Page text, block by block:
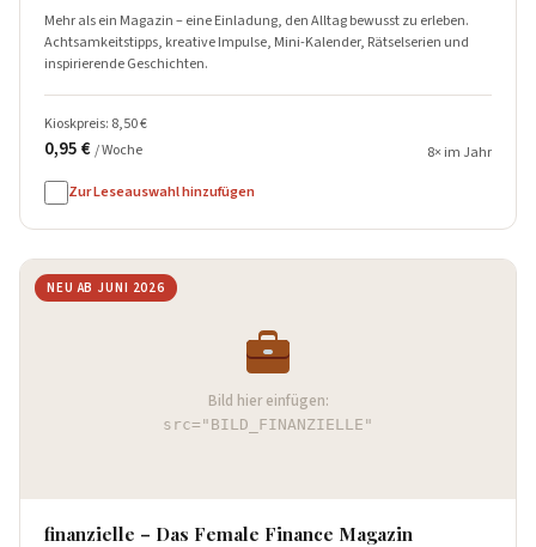
Mehr als ein Magazin – eine Einladung, den Alltag bewusst zu erleben.
Achtsamkeitstipps, kreative Impulse, Mini-Kalender, Rätselserien und
inspirierende Geschichten.
Kioskpreis: 8,50 €
0,95 €/ Woche 8× im Jahr
Zur Leseauswahl hinzufügen
NEU AB JUNI 2026
Bild hier einfügen:
src="BILD_FINANZIELLE"
finanzielle – Das Female Finance Magazin